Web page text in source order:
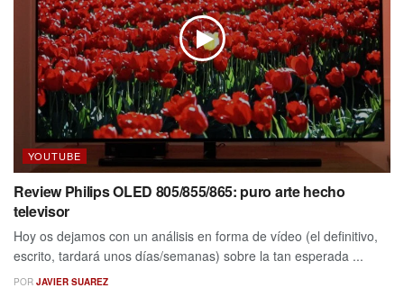
YOUTUBE
Review Philips OLED 805/855/865: puro arte hecho
televisor
Hoy os dejamos con un análisis en forma de vídeo (el definitivo,
escrito, tardará unos días/semanas) sobre la tan esperada ...
POR JAVIER SUAREZ